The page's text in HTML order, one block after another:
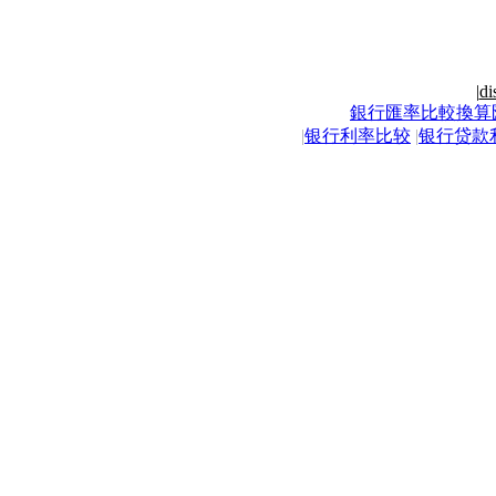
|
銀行匯率比較換算
|银行利率比较 |银行贷款